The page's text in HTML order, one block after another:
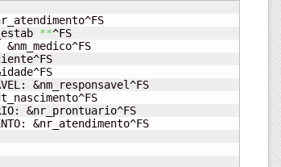
**^FS
&nm_medico^FS
&nm_responsavel^FS
&nr_prontuario^FS
&nr_atendimento^FS